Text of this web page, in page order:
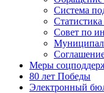
Система
Совет по
Меры
80 лет Победы
Электронный